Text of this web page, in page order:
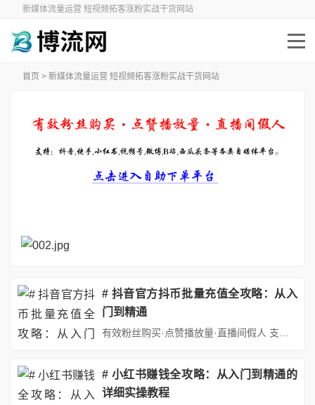
新媒体流量运营 短视频拓客涨粉实战干货网站
首页 > 新媒体流量运营 短视频拓客涨粉实战干货网站
# 抖音官方抖币批量充值全攻略：从入
门到精通
有效粉丝购买·点赞播放量·直播间假人 支持：抖音,快手,小红书,视频号,微博,B站,西瓜头条等各类自媒体平台。自助平台： http://www.fs688.com/ ## 引言：抖币——抖音生态抖音官方抖币充值，批量充值教程的"硬通货"在短视频与直播行业蓬勃发展的今天抖音官方抖币充值，批量充值教程，抖音已成为全球最大的内容创作与消费平台之一。作为连接创作者与用户的桥梁...
# 小红书赚钱全攻略：从入门到精通的
详细实操教程